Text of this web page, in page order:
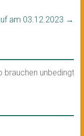
am 03.12.2023 →
brauchen unbedingt